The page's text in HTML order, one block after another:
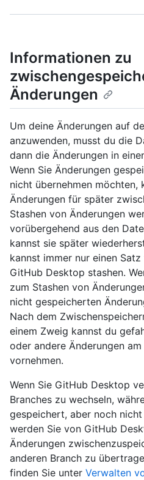
Informationen zu
Änderungen
Um deine Änderungen auf
anzuwenden, musst du die
dann die Änderungen in
Wenn Sie Änderungen
nicht übernehmen möchten,
Änderungen für später
Stashen von Änderungen
vorübergehend aus den
kannst sie später
kannst immer nur einen
GitHub Desktop stashen.
zum Stashen von
nicht gespeicherten
Nach dem
einem Zweig kannst du
oder andere Änderungen
vornehmen.
Wenn Sie GitHub Desktop
Branches zu wechseln,
gespeichert, aber noch
werden Sie von GitHub
Änderungen
anderen Branch zu
finden Sie unter Verwalten